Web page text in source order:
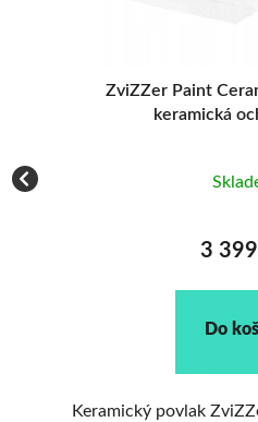
ZviZZer Graphene
keramická ochrana
3
Do
Tvrdý grafenový štít,